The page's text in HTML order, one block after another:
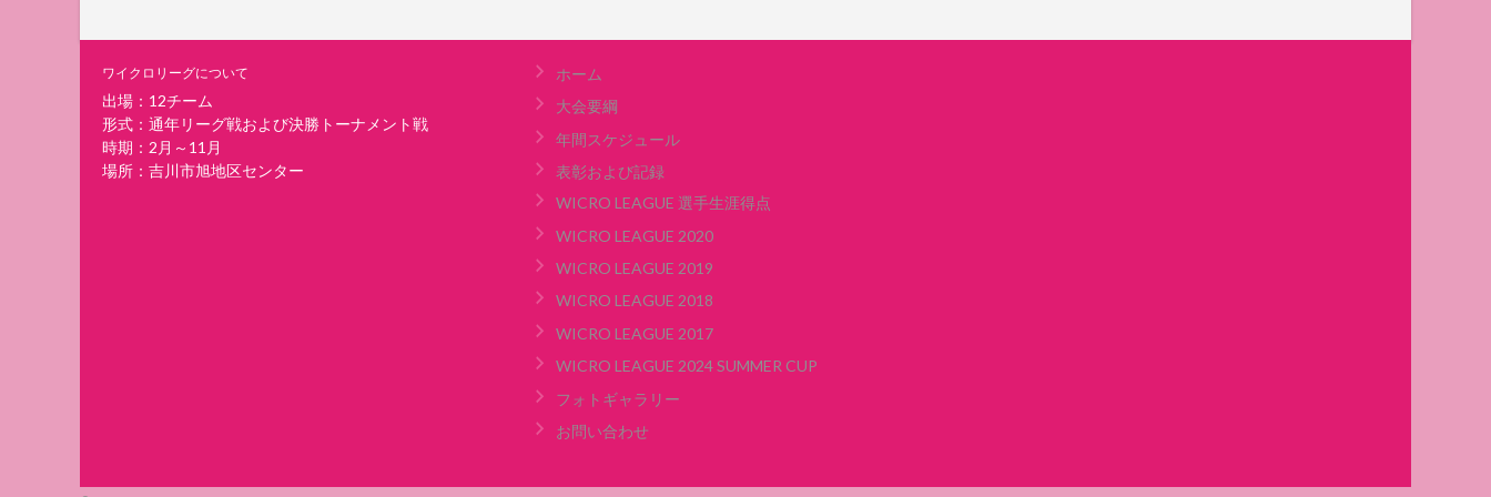
ワイクロリーグについて
出場：12チーム
形式：通年リーグ戦および決勝トーナメント戦
時期：2月～11月
場所：吉川市旭地区センター
ホーム
大会要綱
年間スケジュール
表彰および記録
WICRO LEAGUE 選手生涯得点
WICRO LEAGUE 2020
WICRO LEAGUE 2019
WICRO LEAGUE 2018
WICRO LEAGUE 2017
WICRO LEAGUE 2024 SUMMER CUP
フォトギャラリー
お問い合わせ